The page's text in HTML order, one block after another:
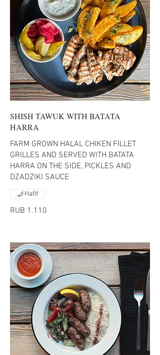
SHISH TAWUK WITH BATATA
HARRA
FARM GROWN HALAL CHIKEN FILLET
GRILLES AND SERVED WITH BATATA
HARRA ON THE SIDE, PICKLES AND
DZADZIKI SAUCE
RUB 1.110
Hafif